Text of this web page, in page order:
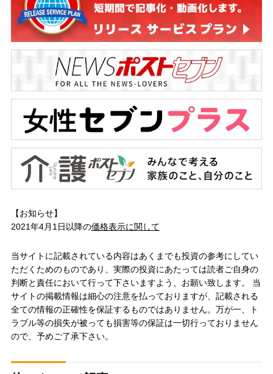
【お知らせ】
2021年4月1日以降の価格表示に関して
当サイトに記載されている内容はあくまでも投資の参考にしてい
ただくためのものであり、実際の投資にあたっては読者ご自身の
判断と責任において行って下さいますよう、お願い致します。 当
サイトの掲載情報は細心の注意を払っておりますが、記載される
全ての情報の正確性を保証するものではありません。万が一、ト
ラブル等の損失が被っても損害等の保証は一切行っておりません
ので、予めご了承下さい。